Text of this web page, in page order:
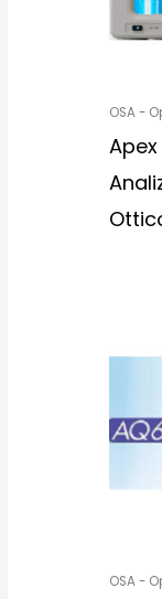
OSA -
OSA -